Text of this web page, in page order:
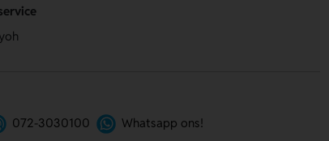
072-3030100 Whatsapp ons!